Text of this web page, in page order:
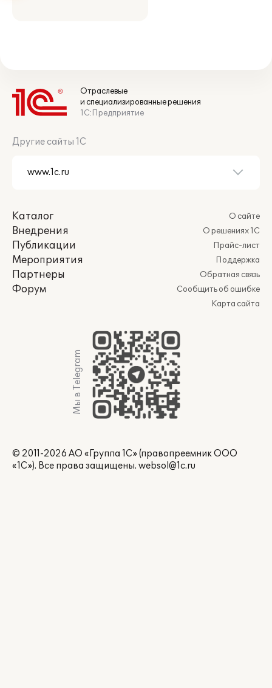
Отраслевые
и специализированные решения
1С:Предприятие
Другие сайты 1С
Каталог
Внедрения
Публикации
Мероприятия
Партнеры
Форум
О сайте
О решениях 1С
Прайс-лист
Поддержка
Обратная связь
Сообщить об ошибке
Карта сайта
Мы в Telegram
© 2011-2026 АО «Группа 1С» (правопреемник ООО
«1С»). Все права защищены. websol@1c.ru